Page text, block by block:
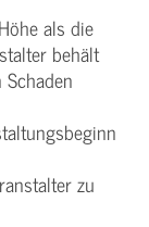
als die
behält
zu